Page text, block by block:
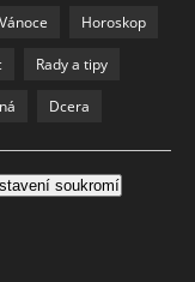
Vánoce Horoskop
Rady a tipy
Dcera
soukromí